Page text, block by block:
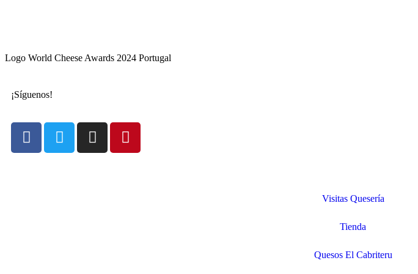
Logo World Cheese Awards 2024 Portugal
¡Síguenos!
Visitas Quesería
Tienda
Quesos El Cabriteru